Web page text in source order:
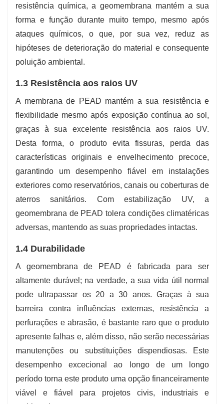
resistência química, a geomembrana mantém a sua
forma e função durante muito tempo, mesmo após
ataques químicos, o que, por sua vez, reduz as
hipóteses de deterioração do material e consequente
poluição ambiental.
1.3 Resistência aos raios UV
A membrana de PEAD mantém a sua resistência e
flexibilidade mesmo após exposição contínua ao sol,
graças à sua excelente resistência aos raios UV.
Desta forma, o produto evita fissuras, perda das
características originais e envelhecimento precoce,
garantindo um desempenho fiável em instalações
exteriores como reservatórios, canais ou coberturas de
aterros sanitários. Com estabilização UV, a
geomembrana de PEAD tolera condições climatéricas
adversas, mantendo as suas propriedades intactas.
1.4 Durabilidade
A geomembrana de PEAD é fabricada para ser
altamente durável; na verdade, a sua vida útil normal
pode ultrapassar os 20 a 30 anos. Graças à sua
barreira contra influências externas, resistência a
perfurações e abrasão, é bastante raro que o produto
apresente falhas e, além disso, não serão necessárias
manutenções ou substituições dispendiosas. Este
desempenho excecional ao longo de um longo
período torna este produto uma opção financeiramente
viável e fiável para projetos civis, industriais e